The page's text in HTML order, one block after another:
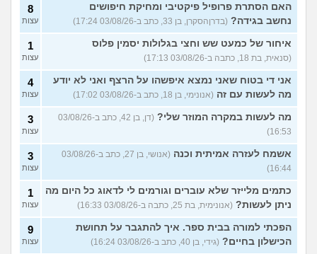
האם הסתרת פרופיל פיקטיבי ומחיקת חיפושים
נחשב בגידה? (בדרןהסקרן, בן 33, כתב ב-03/08/26 17:24)
8
עצות
איחור של כמעט שש וחצי בגלולות יסמין פלוס
(סנאית, בת 18, כתבה ב-03/08/26 17:13)
1
עצות
אני די בטוח שאני נמצא איפשהו על הרצף ואני לא יודע
מה לעשות עם זה (אנונימי, בן 18, כתב ב-03/08/26 17:02)
4
עצות
מה לעשות במקרה המוזר שלי?
(דן, בן 42, כתב ב-03/08/26
16:53)
3
עצות
אשמח לעזרה אמיתית וכנה
(אנושי, בן 27, כתב ב-03/08/26
16:44)
3
עצות
כתמים מלייזר שלא עוברים וגורמים לי לדאוג כל היום מה
ניתן לעשות? (אנונימית, בת 25, כתבה ב-03/08/26 16:33)
1
עצות
הפכתי למורה בבית ספר. איך להתגבר על תחושת
הכישלון בחיים? (גידי, בן 40, כתב ב-03/08/26 16:24)
9
עצות